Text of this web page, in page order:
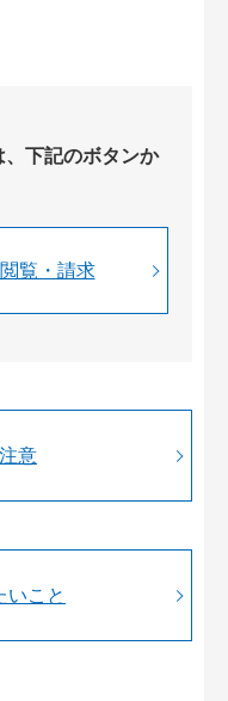
下記のボタンか
覧・請求
意
いこと